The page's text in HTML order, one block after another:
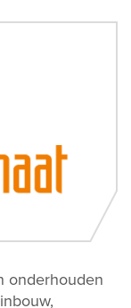
onderhouden